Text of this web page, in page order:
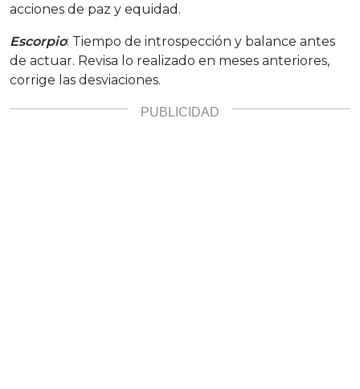
acciones de paz y equidad.
Escorpio: Tiempo de introspección y balance antes
de actuar. Revisa lo realizado en meses anteriores,
corrige las desviaciones.